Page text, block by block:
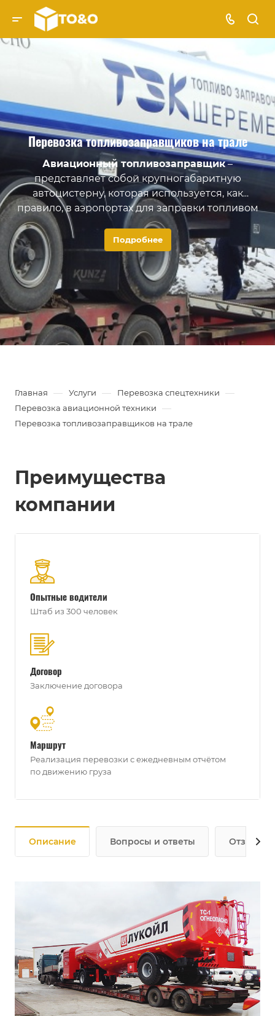
Перевозка топливозаправщиков на трале
Авиационный топливозаправщик–
представляет собой крупногабаритную
автоцистерну, которая используется, как
правило, в аэропортах для заправки топливом
воздушных судов. Технику такого типа
непосредственно доставляют в аэропорт (или
иные места назначения) специализированными
низкорамными платформами.Данный тип
груза является негабаритным и имеет ряд
своих особенностей по доставке.
Подробнее
Главная — Услуги — Перевозка спецтехники —
Перевозка авиационной техники —
Перевозка топливозаправщиков на трале
Преимущества
компании
Опытные водители
Штаб из 300 человек
Договор
Заключение договора
Маршрут
Реализация перевозки с ежедневным отчётом
по движению груза
Описание Вопросы и ответы Отзывы